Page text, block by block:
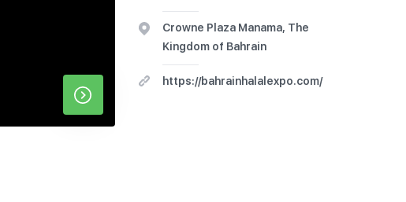
Crowne Plaza Manama, The
Kingdom of Bahrain
https://bahrainhalalexpo.com/